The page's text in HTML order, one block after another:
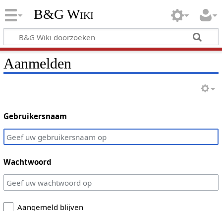
B&G Wiki
Aanmelden
Gebruikersnaam
Wachtwoord
Aangemeld blijven